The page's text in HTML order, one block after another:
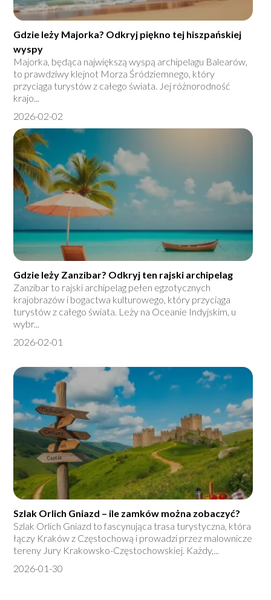
Gdzie leży Majorka? Odkryj piękno tej hiszpańskiej
wyspy
Majorka, będąca największą wyspą archipelagu Balearów,
to prawdziwy klejnot Morza Śródziemnego, który
przyciąga turystów z całego świata. Jej różnorodność
krajo...
2026-02-02
Gdzie leży Zanzibar? Odkryj ten rajski archipelag
Zanzibar to rajski archipelag pełen egzotycznych
krajobrazów i bogactwa kulturowego, który przyciąga
turystów z całego świata. Leży na Oceanie Indyjskim, u
wybr...
2026-02-01
Szlak Orlich Gniazd – ile zamków można zobaczyć?
Szlak Orlich Gniazd to fascynująca trasa turystyczna, która
łączy Kraków z Częstochową i prowadzi przez malownicze
tereny Jury Krakowsko-Częstochowskiej. Każdy,...
2026-01-30